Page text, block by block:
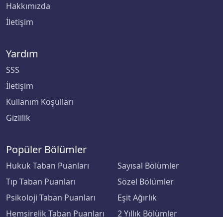
Hakkımızda
İletişim
Yardım
SSS
İletişim
Kullanım Koşulları
Gizlilik
Popüler Bölümler
Hukuk Taban Puanları
Tıp Taban Puanları
Psikoloji Taban Puanları
Hemşirelik Taban Puanları
Sayısal Bölümler
Sözel Bölümler
Eşit Ağırlık
2 Yıllık Bölümler